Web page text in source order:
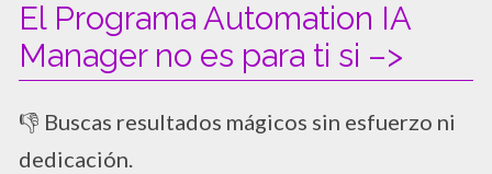
El Programa Automation IA
Manager no es para ti si –>
👎 Buscas resultados mágicos sin esfuerzo ni
dedicación.